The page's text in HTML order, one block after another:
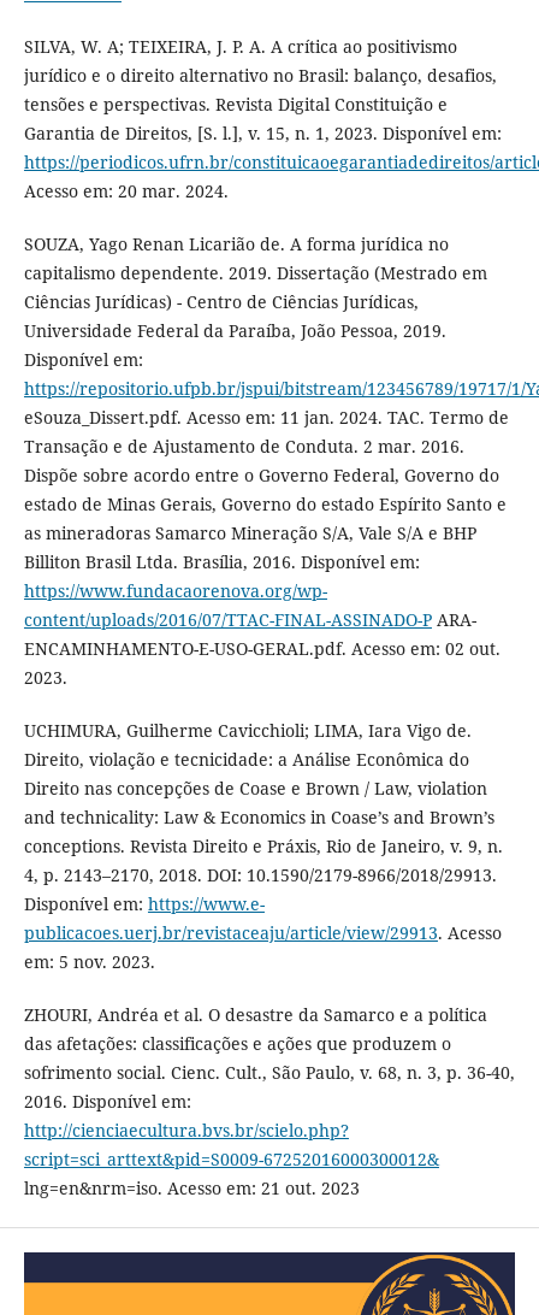
SILVA, W. A; TEIXEIRA, J. P. A. A crítica ao positivismo
jurídico e o direito alternativo no Brasil: balanço, desafios,
tensões e perspectivas. Revista Digital Constituição e
Garantia de Direitos, [S. l.], v. 15, n. 1, 2023. Disponível em:
https://periodicos.ufrn.br/constituicaoegarantiadedireitos/
Acesso em: 20 mar. 2024.
SOUZA, Yago Renan Licarião de. A forma jurídica no
capitalismo dependente. 2019. Dissertação (Mestrado em
Ciências Jurídicas) - Centro de Ciências Jurídicas,
Universidade Federal da Paraíba, João Pessoa, 2019.
Disponível em:
https://repositorio.ufpb.br/jspui/bitstream/123456789/19717/1/
eSouza_Dissert.pdf. Acesso em: 11 jan. 2024. TAC. Termo de
Transação e de Ajustamento de Conduta. 2 mar. 2016.
Dispõe sobre acordo entre o Governo Federal, Governo do
estado de Minas Gerais, Governo do estado Espírito Santo e
as mineradoras Samarco Mineração S/A, Vale S/A e BHP
Billiton Brasil Ltda. Brasília, 2016. Disponível em:
https://www.fundacaorenova.org/wp-
content/uploads/2016/07/TTAC-FINAL-ASSINADO-PARA-
ENCAMINHAMENTO-E-USO-GERAL.pdf. Acesso em: 02 out.
2023.
UCHIMURA, Guilherme Cavicchioli; LIMA, Iara Vigo de.
Direito, violação e tecnicidade: a Análise Econômica do
Direito nas concepções de Coase e Brown / Law, violation
and technicality: Law & Economics in Coase’s and Brown’s
conceptions. Revista Direito e Práxis, Rio de Janeiro, v. 9, n.
4, p. 2143–2170, 2018. DOI: 10.1590/2179-8966/2018/29913.
Disponível em: https://www.e-
publicacoes.uerj.br/revistaceaju/article/view/29913. Acesso
em: 5 nov. 2023.
ZHOURI, Andréa et al. O desastre da Samarco e a política
das afetações: classificações e ações que produzem o
sofrimento social. Cienc. Cult., São Paulo, v. 68, n. 3, p. 36-40,
2016. Disponível em:
http://cienciaecultura.bvs.br/scielo.php?
script=sci_arttext&pid=S0009-67252016000300012&
lng=en&nrm=iso. Acesso em: 21 out. 2023